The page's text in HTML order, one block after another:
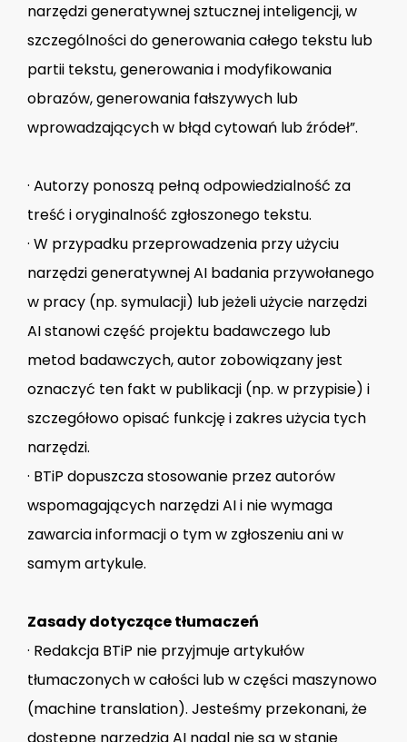
narzędzi generatywnej sztucznej inteligencji, w
szczególności do generowania całego tekstu lub
partii tekstu, generowania i modyfikowania
obrazów, generowania fałszywych lub
wprowadzających w błąd cytowań lub źródeł”.
· Autorzy ponoszą pełną odpowiedzialność za
treść i oryginalność zgłoszonego tekstu.
· W przypadku przeprowadzenia przy użyciu
narzędzi generatywnej AI badania przywołanego
w pracy (np. symulacji) lub jeżeli użycie narzędzi
AI stanowi część projektu badawczego lub
metod badawczych, autor zobowiązany jest
oznaczyć ten fakt w publikacji (np. w przypisie) i
szczegółowo opisać funkcję i zakres użycia tych
narzędzi.
· BTiP dopuszcza stosowanie przez autorów
wspomagających narzędzi AI i nie wymaga
zawarcia informacji o tym w zgłoszeniu ani w
samym artykule.
Zasady dotyczące tłumaczeń
· Redakcja BTiP nie przyjmuje artykułów
tłumaczonych w całości lub w części maszynowo
(machine translation). Jesteśmy przekonani, że